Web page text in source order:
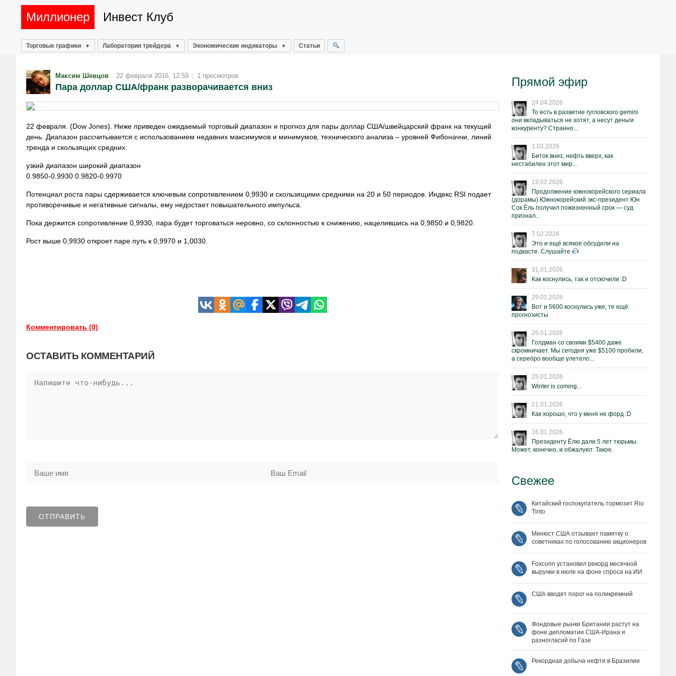
Миллионер Инвест Клуб
Торговые графики Лаборатория трейдера Экономические индикаторы Статьи
Максим Шевцов 22 февраля 2016, 12:59 | 1 просмотров
Пара доллар США/франк разворачивается вниз
22 февраля. (Dow Jones). Ниже приведен ожидаемый торговый диапазон и прогноз для пары доллар США/швейцарский франк на текущий
день. Диапазон рассчитывается с использованием недавних максимумов и минимумов, технического анализа – уровней Фибоначчи, линий
тренда и скользящих средних.
узкий диапазон широкий диапазон
0.9850-0.9930 0.9820-0.9970
Потенциал роста пары сдерживается ключевым сопротивлением 0,9930 и скользящими средними на 20 и 50 периодов. Индекс RSI подает
противоречивые и негативные сигналы, ему недостает повышательного импульса.
Пока держится сопротивление 0,9930, пара будет торговаться неровно, со склонностью к снижению, нацелившись на 0,9850 и 0,9820.
Рост выше 0,9930 откроет паре путь к 0,9970 и 1,0030.
Комментировать (0)
ОСТАВИТЬ КОММЕНТАРИЙ
Прямой эфир
24.04.2026
То есть в развитие гугловского gemini
они вкладываться не хотят, а несут деньги
конкуренту? Странно...
1.03.2026
Биток вниз, нефть вверх, как
нестабилен этот мир...
19.02.2026
Продолжение южнокорейского сериала
(дорамы) Южнокорейский экс-президент Юн
Сок Ёль получил пожизненный срок — суд
признал...
7.02.2026
Это и ещё всякое обсудили на
подкасте. Слушайте
31.01.2026
Как коснулись, так и отскочили :D
29.01.2026
Вот и 5600 коснулись уже; те ещё
прогнозисты
26.01.2026
Голдман со своими $5400 даже
скромничает. Мы сегодня уже $5100 пробили,
а серебро вообще улетело...
25.01.2026
Winter is coming...
21.01.2026
Как хорошо, что у меня не форд :D
16.01.2026
Президенту Ёлю дали 5 лет тюрьмы.
Может, конечно, и обжалуют. Такое.
Свежее
Китайский госпокупатель тормозит Rio
Tinto
Минюст США отзывает памятку о
советниках по голосованию акционеров
Foxconn установил рекорд месячной
выручки в июле на фоне спроса на ИИ
США вводят порог на поликремний
Фондовые рынки Британии растут на
фоне дипломатии США‑Ирана и
разногласий по Газе
Рекордная добыча нефти в Бразилии